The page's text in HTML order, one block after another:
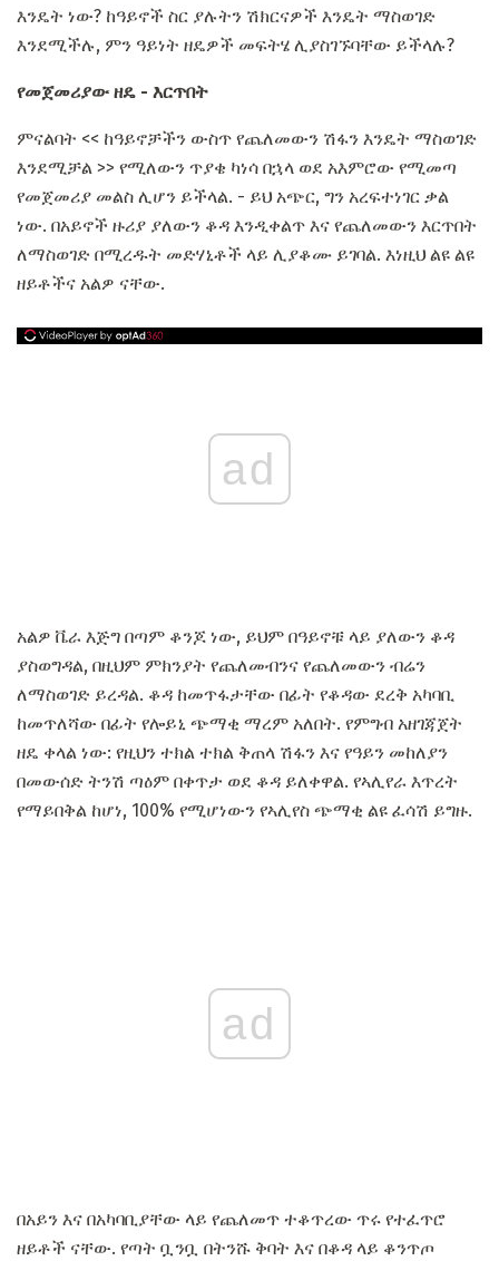
እንዴት ነው? ከዓይኖች ስር ያሉትን ሽክርናዎች እንዴት ማስወገድ
እንደሚችሉ, ምን ዓይነት ዘዴዎች መፍትሄ ሊያስገኙባቸው ይችላሉ?
የመጀመሪያው ዘዴ - እርጥበት
ምናልባት << ከዓይኖቻችን ውስጥ የጨለመውን ሽፋን እንዴት ማስወገድ
እንደሚቻል >> የሚለውን ጥያቄ ካነሳ በኋላ ወደ አእምሮው የሚመጣ
የመጀመሪያ መልስ ሊሆን ይችላል. - ይህ አጭር, ግን አረፍተነገር ቃል
ነው. በአይኖች ዙሪያ ያለውን ቆዳ እንዲቀልጥ እና የጨለመውን እርጥበት
ለማስወገድ በሚረዱት መድሃኒቶች ላይ ሊያቆሙ ይገባል. እነዚህ ልዩ ልዩ
ዘይቶችና አልዎ ናቸው.
ad
አልዎ ቬራ እጅግ በጣም ቆንጆ ነው, ይህም በዓይኖቹ ላይ ያለውን ቆዳ
ያስወግዳል, በዚህም ምክንያት የጨለመብንና የጨለመውን ብሬን
ለማስወገድ ይረዳል. ቆዳ ከመጥፋታቸው በፊት የቆዳው ደረቅ አካባቢ
ከመጥለሻው በፊት የሎይኒ ጭማቂ ማረም አለበት. የምግብ አዘገጃጀት
ዘዴ ቀላል ነው: የዚህን ተክል ተክል ቅጠላ ሽፋን እና የዓይን መከለያን
በመውሰድ ትንሽ ጣዕም በቀጥታ ወደ ቆዳ ይለቀዋል. የኣሊየራ እጥረት
የማይበቅል ከሆነ, 100% የሚሆነውን የኣሊየስ ጭማቂ ልዩ ፈሳሽ ይግዙ.
ad
በአይን እና በአካባቢያቸው ላይ የጨለመጥ ተቆጥረው ጥሩ የተፈጥሮ
ዘይቶች ናቸው. የጣት ቧንቧ በትንሹ ቅባት እና በቆዳ ላይ ቆንጥጦ